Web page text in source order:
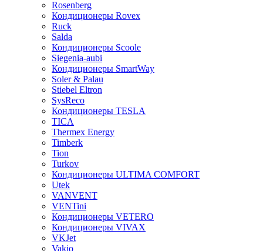
Rosenberg
Кондиционеры Rovex
Ruck
Salda
Кондиционеры Scoole
Siegenia-aubi
Кондиционеры SmartWay
Soler & Palau
Stiebel Eltron
SysReco
Кондиционеры TESLA
TICA
Thermex Energy
Timberk
Tion
Turkov
Кондиционеры ULTIMA COMFORT
Utek
VANVENT
VENTini
Кондиционеры VETERO
Кондиционеры VIVAX
VKJet
Vakio